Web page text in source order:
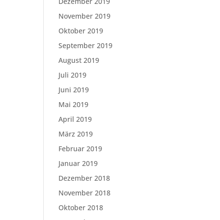
November 2019
Oktober 2019
September 2019
August 2019
Juli 2019
Juni 2019
Mai 2019
April 2019
März 2019
Februar 2019
Januar 2019
Dezember 2018
November 2018
Oktober 2018